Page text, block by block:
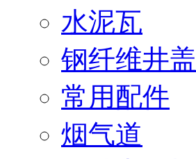
水泥瓦
钢纤维井盖
常用配件
烟气道